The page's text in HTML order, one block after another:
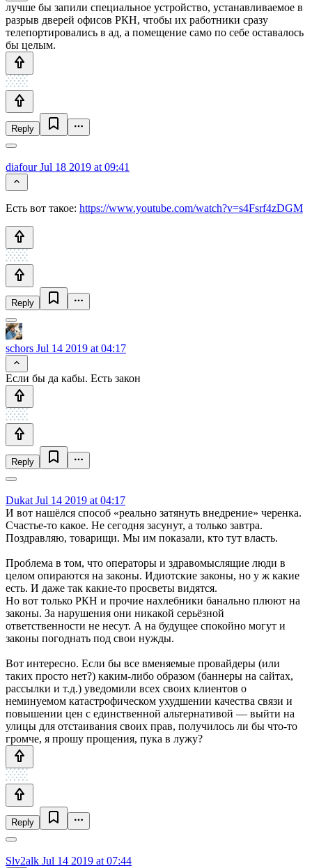
лучше бы запили специальное устройство, устанавливаемое в
разрыв дверей офисов РКН, чтобы их работники сразу
телепортировались в ад, а помещение само по себе оставалось
бы целым.
Reply
diafourJul 18 2019 at 09:41
Есть вот такое: https://www.youtube.com/watch?v=s4Fsrf4zDGM
Reply
schors Jul 14 2019 at 04:17
Если бы да кабы. Есть закон
Reply
Dukat Jul 14 2019 at 04:17
И вот нашёлся способ «реально затянуть внедрение» черенка.
Счастье-то какое. Не сегодня засунут, а только завтра.
Поздравляю, товарищи. Мы им показали, кто тут власть.
Проблема в том, что операторы и здравомыслящие люди в
целом опираются на законы. Идиотские законы, но у ж какие
есть. И даже так какие-то просветы видятся.
Но вот только РКН и прочие нахлебники банально плюют на
законы. За нарушения они никакой серьёзной
ответственности не несут. А на будущее спокойно могут и
законы погоднать под свои нужды.
Вот интересно. Если бы все вменяемые провайдеры (или
таких просто нет?) каким-либо образом (баннеры на сайтах,
рассылки и т.д.) уведомили всех своих клиентов о
неминуемом катастрофическом ухудшении качества связи и
повышении цен с единственной альтернативой — выйти на
улицы для отстаивания своих прав, получилось ли бы что-то
громче, я прошу прощения, пука в лужу?
Reply
Slv2alk Jul 14 2019 at 07:44